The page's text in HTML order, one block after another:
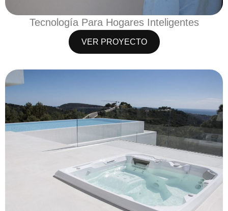
Tecnología Para Hogares Inteligentes
VER PROYECTO